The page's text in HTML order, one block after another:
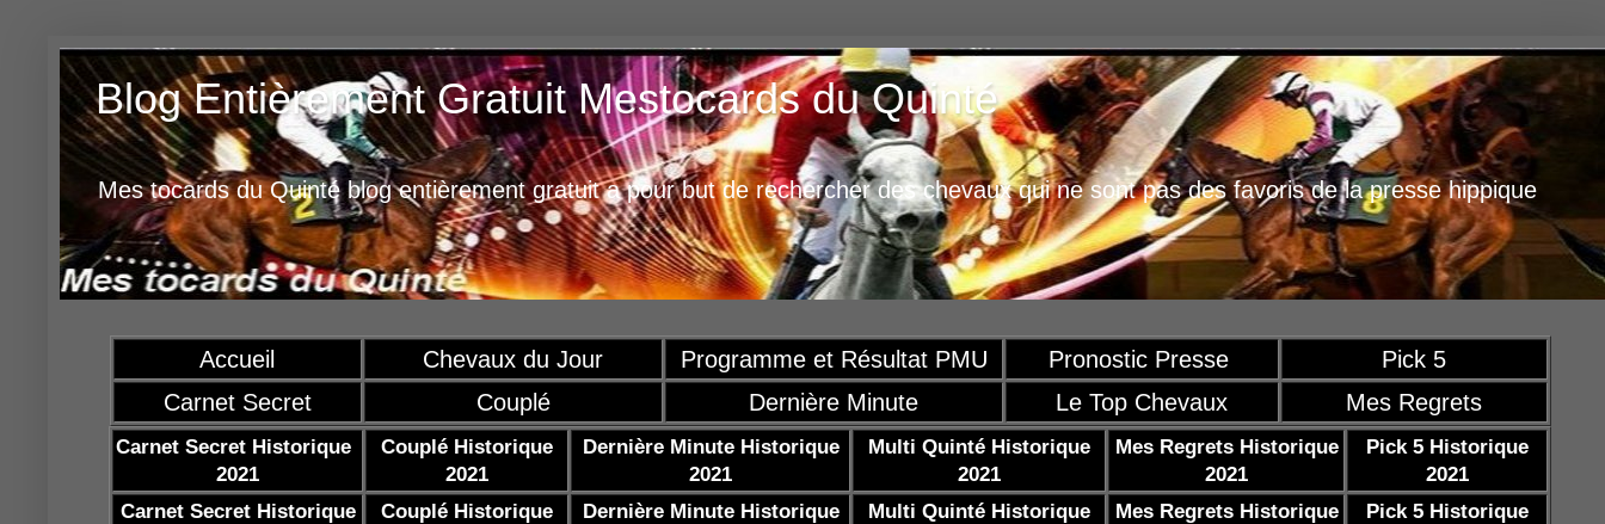
Blog Entièrement Gratuit Mestocards du Quinté
Mes tocards du Quinté blog entièrement gratuit a pour but de rechercher des chevaux qui ne sont pas des favoris de la presse hippique
Accueil Chevaux du Jour Programme et Résultat PMU Pronostic Presse
Pick 5
Carnet Secret
Couplé Dernière Minute Le Top Chevaux Mes Regrets
Carnet Secret Historique
2021
Couplé Historique
2021
Dernière Minute Historique
2021
Multi Quinté Historique
2021
Mes Regrets Historique
2021
Pick 5 Historique
2021
Carnet Secret Historique
Couplé Historique
Dernière Minute Historique
Multi Quinté Historique
Mes Regrets Historique
Pick 5 Historique